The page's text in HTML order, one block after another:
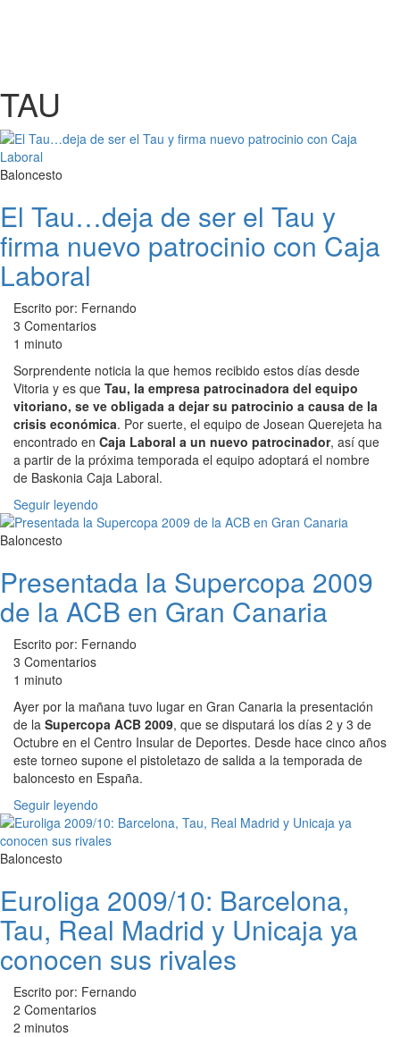
TAU
Baloncesto
El Tau…deja de ser el Tau y
firma nuevo patrocinio con Caja
Laboral
Escrito por: Fernando
3 Comentarios
1 minuto
Sorprendente noticia la que hemos recibido estos días desde
Vitoria y es que Tau, la empresa patrocinadora del equipo
vitoriano, se ve obligada a dejar su patrocinio a causa de la
crisis económica. Por suerte, el equipo de Josean Querejeta ha
encontrado en Caja Laboral a un nuevo patrocinador, así que
a partir de la próxima temporada el equipo adoptará el nombre
de Baskonia Caja Laboral.
Seguir leyendo
Baloncesto
Presentada la Supercopa 2009
de la ACB en Gran Canaria
Escrito por: Fernando
3 Comentarios
1 minuto
Ayer por la mañana tuvo lugar en Gran Canaria la presentación
de la Supercopa ACB 2009, que se disputará los días 2 y 3 de
Octubre en el Centro Insular de Deportes. Desde hace cinco años
este torneo supone el pistoletazo de salida a la temporada de
baloncesto en España.
Seguir leyendo
Baloncesto
Euroliga 2009/10: Barcelona,
Tau, Real Madrid y Unicaja ya
conocen sus rivales
Escrito por: Fernando
2 Comentarios
2 minutos